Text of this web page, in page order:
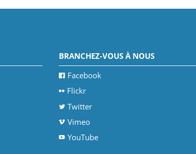
BRANCHEZ-VOUS À NOUS
Facebook
Flickr
Twitter
Vimeo
YouTube